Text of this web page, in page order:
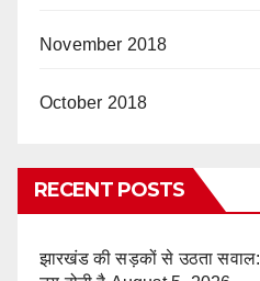
November 2018
October 2018
RECENT POSTS
झारखंड की सड़कों से उठता सवाल: